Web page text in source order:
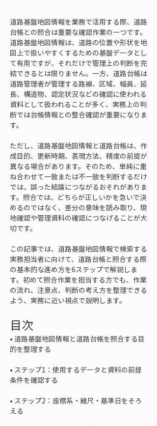
道路基盤地図情報を業務で活用する際、道路
台帳との照合は重要な確認作業の一つです。
道路基盤地図情報は、道路の位置や形状を地
図上で扱いやすくするための基盤データとし
て有用ですが、それだけで管理上の判断を完
結できるとは限りません。一方、道路台帳は
道路管理者が管理する路線、区域、幅員、延
長、構造物、認定状況などの確認に使われる
資料として扱われることが多く、実務上の判
断では台帳情報との整合確認が重要になりま
す。
ただし、道路基盤地図情報と道路台帳は、作
成目的、更新時期、表現方法、精度の前提が
異なる場合があります。そのため、単純に重
ね合わせて一致または不一致を判断するだけ
では、誤った結論につながるおそれがありま
す。照合では、どちらが正しいかを急いで決
めるのではなく、差分の意味を読み取り、現
地確認や管理資料の確認につなげることが大
切です。
この記事では、道路基盤地図情報で検索する
実務担当者に向けて、道路台帳と照合する際
の基本的な進め方を6ステップで解説しま
す。初めて照合作業を担当する方でも、作業
の流れ、注意点、判断の考え方を整理できる
よう、実務に近い視点で説明します。
目次
• 道路基盤地図情報と道路台帳を照合する目
• ステップ1：使用するデータと資料の前提
• ステップ2：座標系・縮尺・基準日をそろ